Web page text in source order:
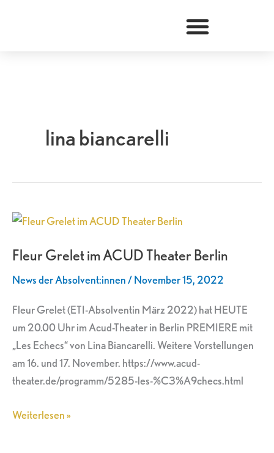
lina biancarelli
Fleur Grelet im ACUD Theater Berlin
News der Absolvent:innen/November 15, 2022
Fleur Grelet (ETI-Absolventin März 2022) hat HEUTE
um 20.00 Uhr im Acud-Theater in Berlin PREMIERE mit
„Les Echecs“ von Lina Biancarelli. Weitere Vorstellungen
am 16. und 17. November. https://www.acud-
theater.de/programm/5285-les-%C3%A9checs.html
Fleur
im
Berlin
Weiterlesen »